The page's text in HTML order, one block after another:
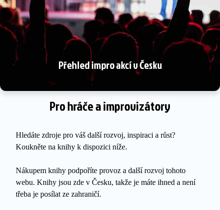
Přehled impro akcí v Česku
Pro hráče a improvizátory
Hledáte zdroje pro váš další rozvoj, inspiraci a růst?
Koukněte na knihy k dispozici níže.
Nákupem knihy podpoříte provoz a další rozvoj tohoto
webu. Knihy jsou zde v Česku, takže je máte ihned a není
třeba je posílat ze zahraničí.